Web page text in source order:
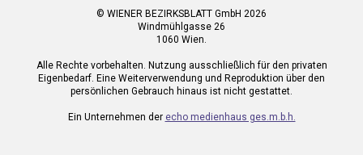
© WIENER BEZIRKSBLATT GmbH 2026
Windmühlgasse 26
1060 Wien.
Alle Rechte vorbehalten. Nutzung ausschließlich für den privaten
Eigenbedarf. Eine Weiterverwendung und Reproduktion über den
persönlichen Gebrauch hinaus ist nicht gestattet.
Ein Unternehmen der echo medienhaus ges.m.b.h.